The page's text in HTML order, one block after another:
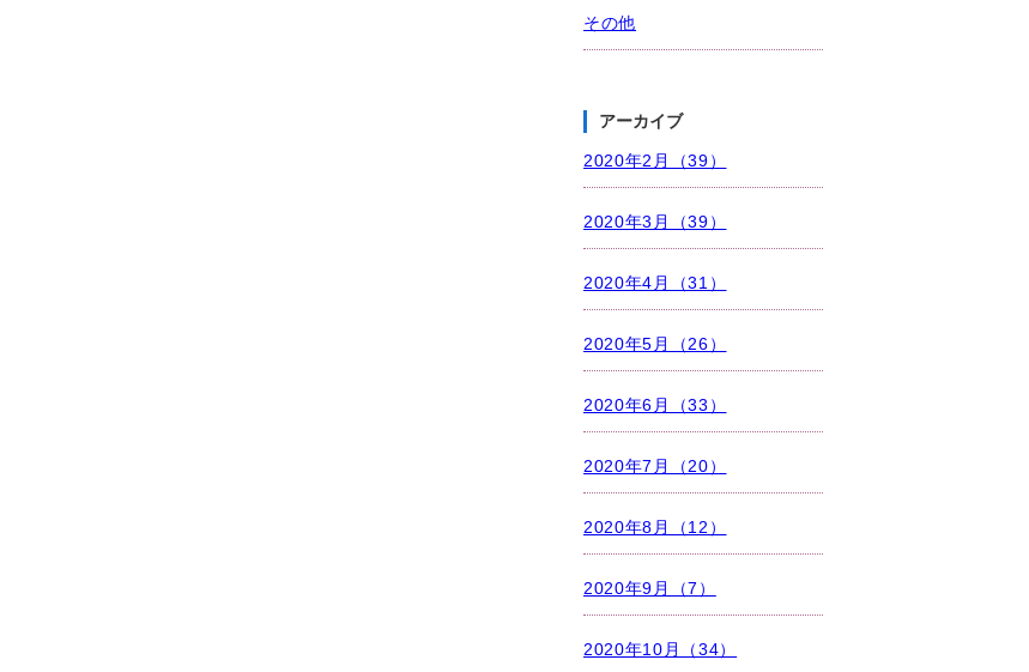
その他
アーカイブ
2020年2月（39）
2020年3月（39）
2020年4月（31）
2020年5月（26）
2020年6月（33）
2020年7月（20）
2020年8月（12）
2020年9月（7）
2020年10月（34）